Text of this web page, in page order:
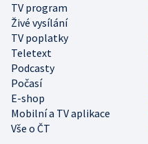
TV program
Živé vysílání
TV poplatky
Teletext
Podcasty
Počasí
E-shop
Mobilní a TV aplikace
Vše o ČT